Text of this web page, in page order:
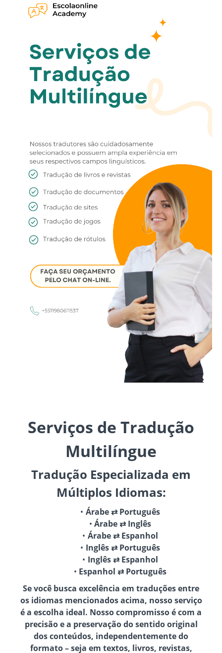
Serviços de Tradução
Multilíngue
Tradução Especializada em
Múltiplos Idiomas:
Árabe ⇄ Português
Árabe ⇄ Inglês
Árabe ⇄ Espanhol
Inglês ⇄ Português
Inglês ⇄ Espanhol
Espanhol ⇄ Português
Se você busca excelência em traduções entre
os idiomas mencionados acima, nosso serviço
é a escolha ideal. Nosso compromisso é com a
precisão e a preservação do sentido original
dos conteúdos, independentemente do
formato – seja em textos, livros, revistas,